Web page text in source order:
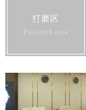
打磨区
Polished area